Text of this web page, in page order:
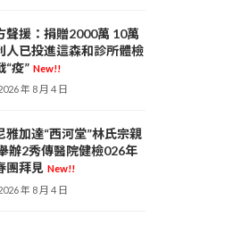
聲援：捐贈2000萬 10萬
人已投進這森和診所體檢
“疫” New!!
年 8 月 4 日
雅加達“西河堂”林氏宗親
辦2秀傳醫院健檢026年
團拜見 New!!
年 8 月 4 日